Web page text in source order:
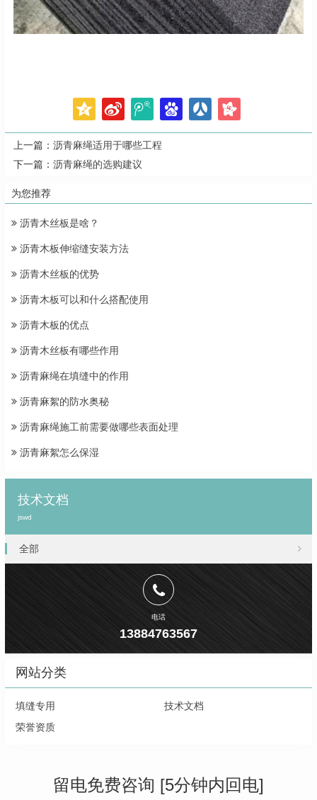
上一篇： 沥青麻绳适用于哪些工程
下一篇： 沥青麻绳的选购建议
为您推荐
沥青木丝板是啥？
沥青木板伸缩缝安装方法
沥青木丝板的优势
沥青木板可以和什么搭配使用
沥青木板的优点
沥青木丝板有哪些作用
沥青麻绳在填缝中的作用
沥青麻絮的防水奥秘
沥青麻绳施工前需要做哪些表面处理
沥青麻絮怎么保湿
技术文档
jswd
全部
电话
13884763567
网站分类
填缝专用
技术文档
荣誉资质
留电免费咨询 [5分钟内回电]